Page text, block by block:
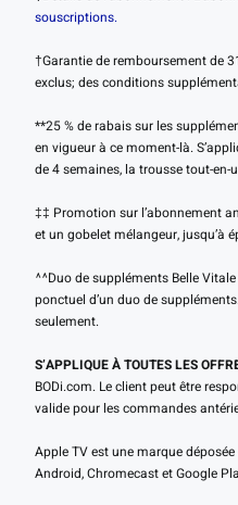
souscriptions.
†Garantie de remboursement de
exclus; des conditions
**25 % de rabais sur les
en vigueur à ce moment-là.
de 4 semaines, la trousse tout-
‡‡ Promotion sur l’abonnement
et un gobelet mélangeur, jusqu’à
^^Duo de suppléments Belle
ponctuel d’un duo de
seulement.
S’APPLIQUE À TOUTES LES
BODi.com. Le client peut être
valide pour les commandes
Apple TV est une marque
Android, Chromecast et Google